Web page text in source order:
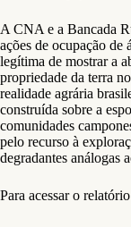
A CNA e a Bancada
ações de ocupação de
legítima de mostrar a
propriedade da terra
realidade agrária
construída sobre a
comunidades
pelo recurso à
degradantes análogas
Para acessar o